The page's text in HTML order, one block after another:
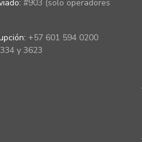
#903 (solo operadores
+57 601 594 0200
y 3623